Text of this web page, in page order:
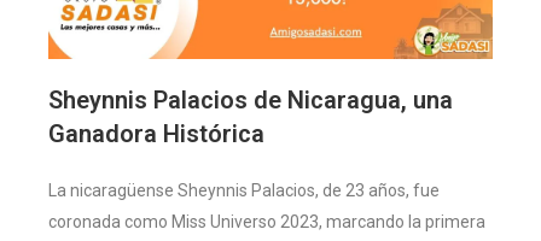
Sheynnis Palacios de Nicaragua, una
Ganadora Histórica
La nicaragüense Sheynnis Palacios, de 23 años, fue
coronada como Miss Universo 2023, marcando la primera